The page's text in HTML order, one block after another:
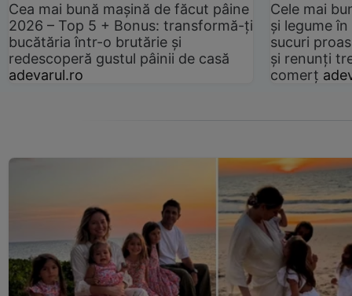
Cea mai bună mașină de făcut pâine
2026 – Top 5 + Bonus: transformă-ți
bucătăria într-o brutărie și
redescoperă gustul pâinii de casă
adevarul.ro
Cele mai
și legume
sucuri
și renunți
comerț